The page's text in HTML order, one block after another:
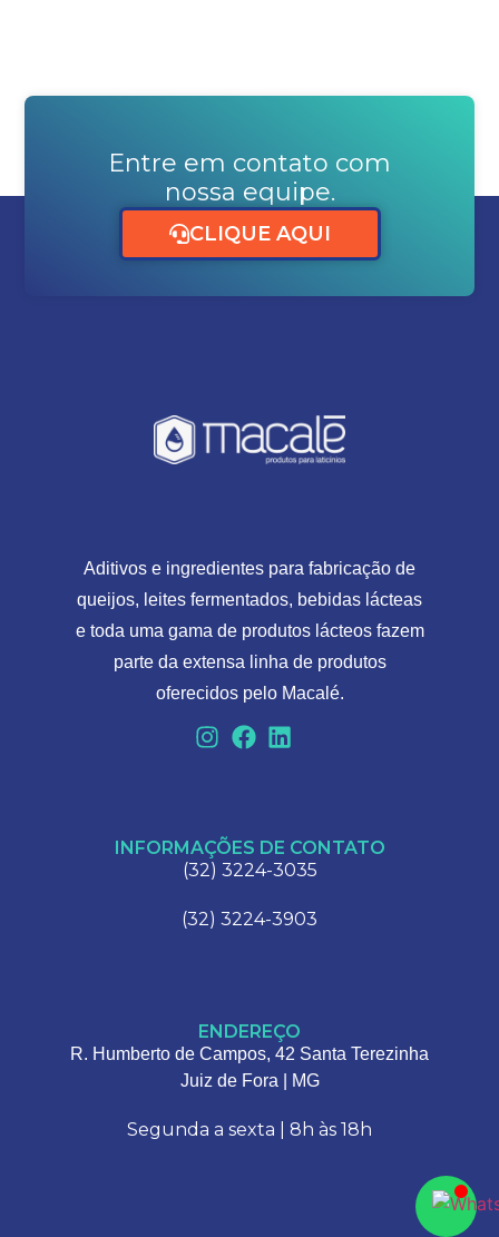
Entre em contato com
nossa equipe.
CLIQUE AQUI
Aditivos e ingredientes para fabricação de
queijos, leites fermentados, bebidas lácteas
e toda uma gama de produtos lácteos fazem
parte da extensa linha de produtos
oferecidos pelo Macalé.
INFORMAÇÕES DE CONTATO
(32) 3224-3035
(32) 3224-3903
ENDEREÇO
R. Humberto de Campos, 42 Santa Terezinha
Juiz de Fora | MG
Segunda a sexta | 8h às 18h